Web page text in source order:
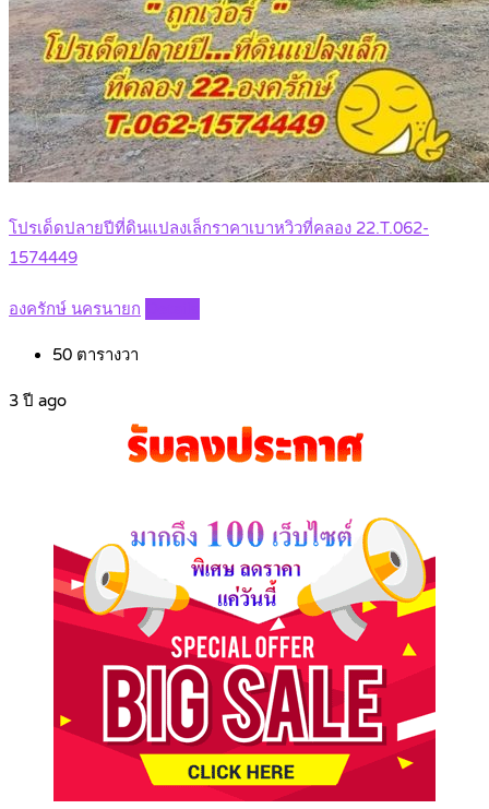
โปรเด็ดปลายปีที่ดินแปลงเล็กราคาเบาหวิวที่คลอง 22.T.062-
1574449
องครักษ์ นครนายก
50 ตารางวา
3 ปี ago